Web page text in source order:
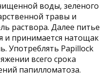
воды, зеленого
травы и
раствора. Далее питье
и принимается натощак
Употреблять Papillock
всего срока
папилломатоза.